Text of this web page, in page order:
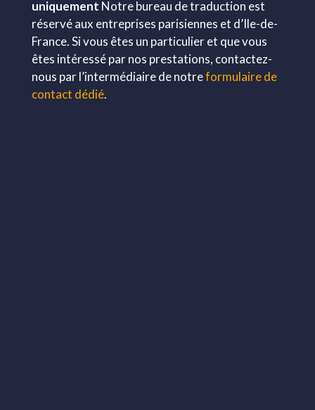
uniquement Notre bureau de traduction est
réservé aux entreprises parisiennes et d’Ile-de-
France. Si vous êtes un particulier et que vous
êtes intéressé par nos prestations, contactez-
nous par l’intermédiaire de notreformulaire de
contact dédié.